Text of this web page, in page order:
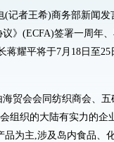
者王希)商务部新闻发
》(ECFA)签署一周年
蒋耀平将于7月18日至
会会同纺织商会、五
组织的大陆有实力的企
为主,涉及岛内食品、